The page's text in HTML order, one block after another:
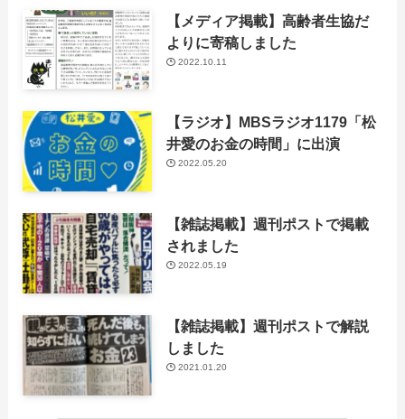
【メディア掲載】高齢者生協だ
よりに寄稿しました
2022.10.11
【ラジオ】MBSラジオ1179「松
井愛のお金の時間」に出演
2022.05.20
【雑誌掲載】週刊ポストで掲載
されました
2022.05.19
【雑誌掲載】週刊ポストで解説
しました
2021.01.20